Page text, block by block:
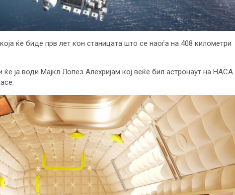
ќе биде прв лет кон станицата што се наоѓа на 408 километри
ќе ја води Мајкл Лопез Алехријам кој веќе бил астронаут на НАСА